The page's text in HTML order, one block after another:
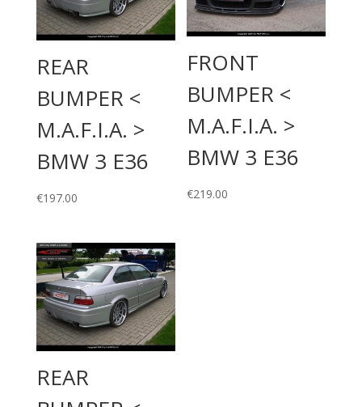
REAR
BUMPER <
M.A.F.I.A. >
BMW 3 E36
€197.00
FRONT
BUMPER <
M.A.F.I.A. >
BMW 3 E36
€219.00
REAR